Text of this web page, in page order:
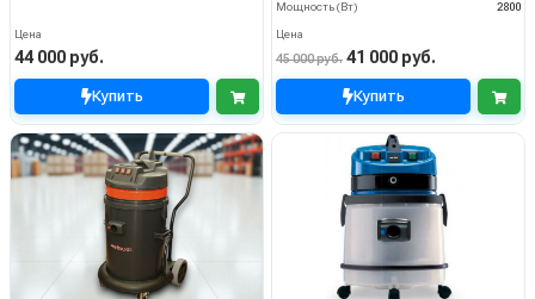
Цена
44 000 руб.
Купить
Мощность (Вт)
2800
Цена
45 000 руб. 41 000 руб.
Купить